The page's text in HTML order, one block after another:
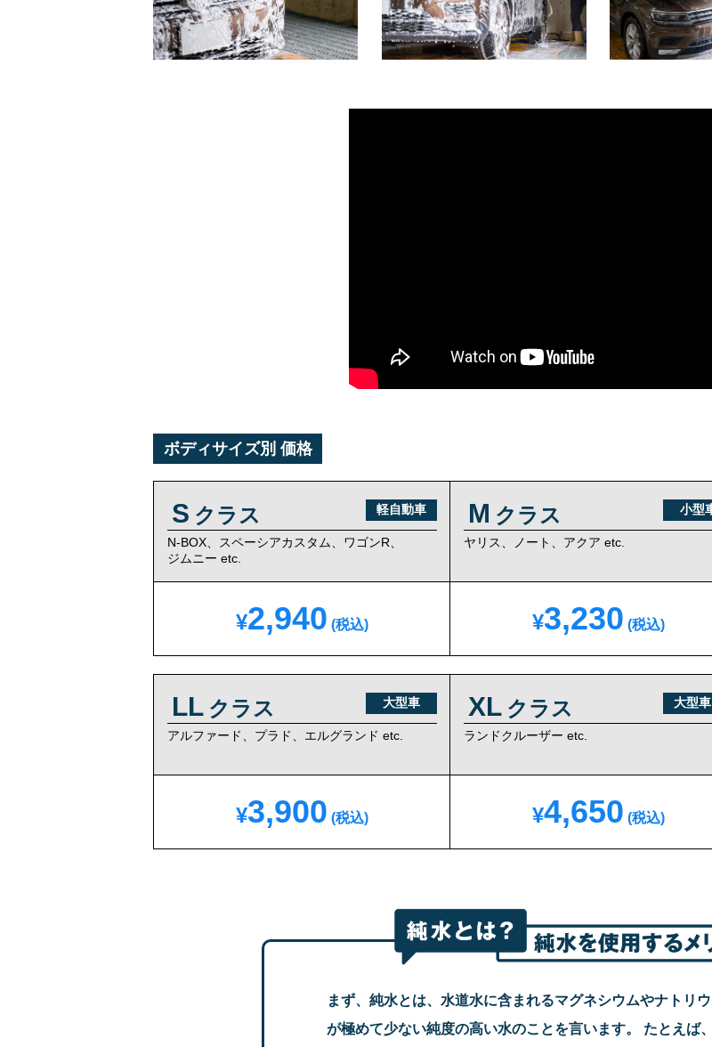
ボディサイズ別 価格
S クラス 軽自動車
N-BOX、スペーシアカスタム、 ワゴンR、
ジムニー etc.
¥2,940 (税込)
M クラス 小型
ヤリス、ノート、アクア etc.
¥3,230 (税込)
LL クラス 大型車
アルファード、プラド、 エルグランド etc.
¥3,900 (税込)
XL クラス 大型
ランドクルーザー etc.
¥4,650 (税込)
まず、純水とは、水道水に含まれるマグネシウムやナトリ
が極めて少ない純度の高い水のことを言います。 たとえば